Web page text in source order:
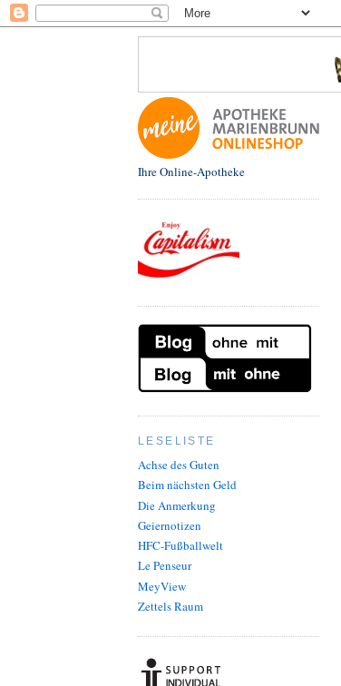
Ihre Online-Apotheke
LESELISTE
Achse des Guten
Beim nächsten Geld
Die Anmerkung
Geiernotizen
HFC-Fußballwelt
Le Penseur
MeyView
Zettels Raum